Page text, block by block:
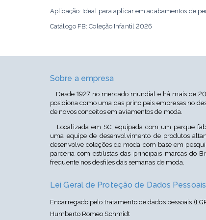
Aplicação: Ideal para aplicar em acabamentos de
Catálogo FB:Coleção Infantil 2026
Sobre a empresa
Desde 1927 no mercado mundial e há mais de
posiciona como uma das principais empresas no
de novos conceitos em aviamentos de moda.
Localizada em SC, equipada com um parque
uma equipe de desenvolvimento de produtos
desenvolve coleções de moda com base em
parceria com estilistas das principais marcas do
frequente nos desfiles das semanas de moda.
Lei Geral de Proteção de Dados Pessoais
Encarregado pelo tratamento de dados pessoais
Humberto Romeo Schmidt